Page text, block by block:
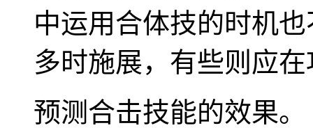
中运用合体技的时机
多时施展，有些则应
预测合击技能的效果。